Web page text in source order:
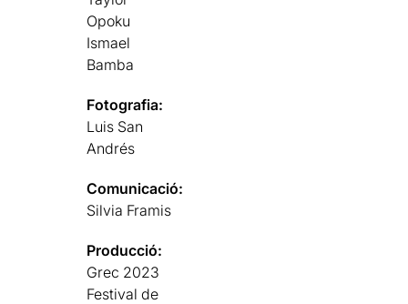
Opoku
Ismael
Bamba
Fotografia:
Luis San
Andrés
Comunicació:
Silvia Framis
Producció:
Grec 2023
Festival de